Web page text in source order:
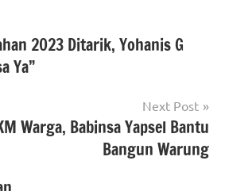
2023 Ditarik, Yohanis G
Ya”
Next Post
Warga, Babinsa Yapsel Bantu
Bangun Warung